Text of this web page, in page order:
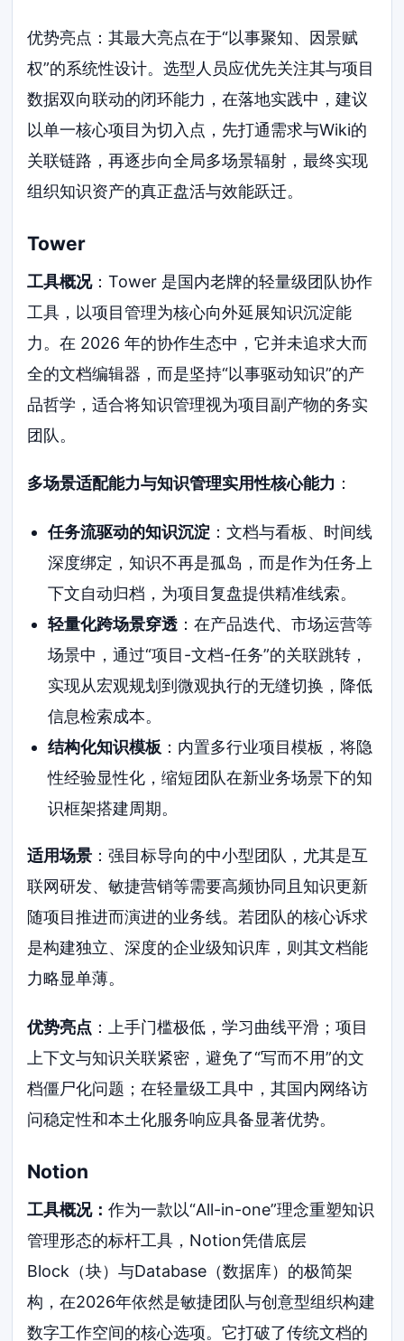
优势亮点：其最大亮点在于“以事聚知、因景赋
权”的系统性设计。选型人员应优先关注其与项目
数据双向联动的闭环能力，在落地实践中，建议
以单一核心项目为切入点，先打通需求与Wiki的
关联链路，再逐步向全局多场景辐射，最终实现
组织知识资产的真正盘活与效能跃迁。
Tower
工具概况：Tower 是国内老牌的轻量级团队协作
工具，以项目管理为核心向外延展知识沉淀能
力。在 2026 年的协作生态中，它并未追求大而
全的文档编辑器，而是坚持“以事驱动知识”的产
品哲学，适合将知识管理视为项目副产物的务实
团队。
多场景适配能力与知识管理实用性核心能力 ：
任务流驱动的知识沉淀：文档与看板、时间线
深度绑定，知识不再是孤岛，而是作为任务上
下文自动归档，为项目复盘提供精准线索。
轻量化跨场景穿透：在产品迭代、市场运营等
场景中，通过“项目-文档-任务”的关联跳转，
实现从宏观规划到微观执行的无缝切换，降低
信息检索成本。
结构化知识模板：内置多行业项目模板，将隐
性经验显性化，缩短团队在新业务场景下的知
识框架搭建周期。
适用场景 ：强目标导向的中小型团队，尤其是互
联网研发、敏捷营销等需要高频协同且知识更新
随项目推进而演进的业务线。若团队的核心诉求
是构建独立、深度的企业级知识库，则其文档能
力略显单薄。
优势亮点 ：上手门槛极低，学习曲线平滑；项目
上下文与知识关联紧密，避免了“写而不用”的文
档僵尸化问题；在轻量级工具中，其国内网络访
问稳定性和本土化服务响应具备显著优势。
Notion
工具概况：作为一款以“All-in-one”理念重塑知识
管理形态的标杆工具，Notion凭借底层
Block（块）与Database（数据库）的极简架
构，在2026年依然是敏捷团队与创意型组织构建
数字工作空间的核心选项。它打破了传统文档的